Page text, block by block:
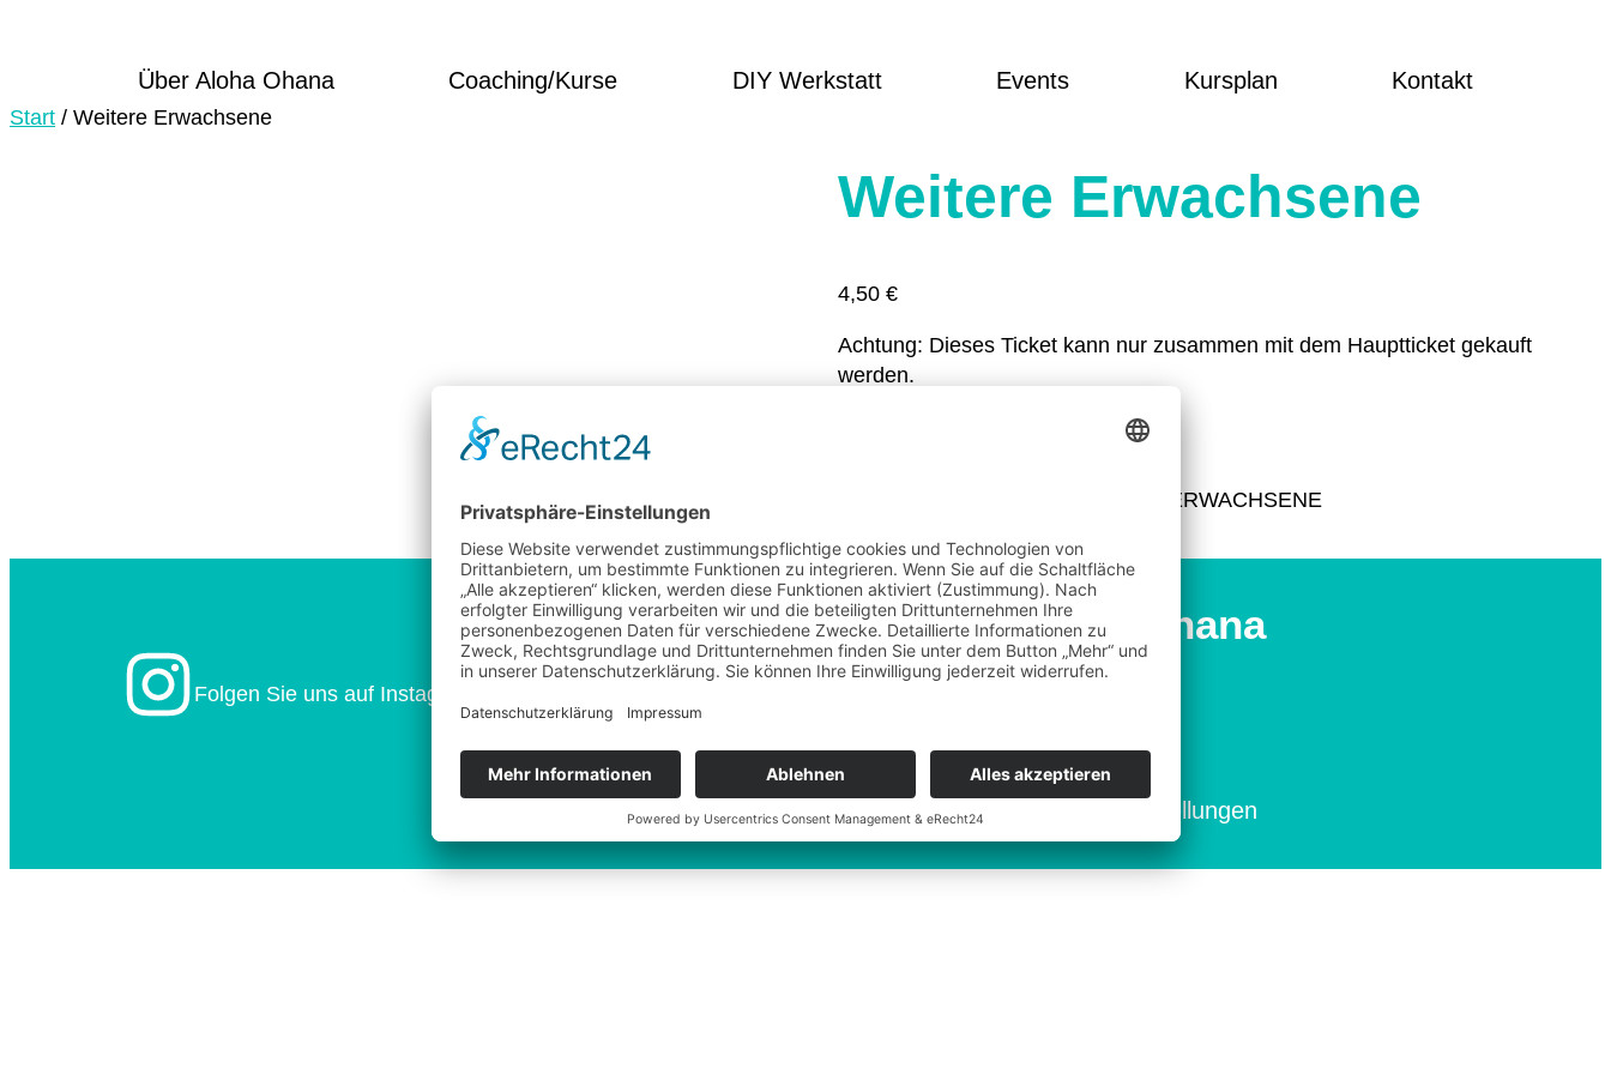
Über Aloha Ohana Coaching/Kurse DIY Werkstatt Events Kursplan Kontakt
Start / Weitere Erwachsene
Weitere Erwachsene
4,50 €
Achtung: Dieses Ticket kann nur zusammen mit dem Hauptticket gekauft
werden.
2192-1-WEITERE-ERWACHSENE
Folgen Sie uns auf Instagram
Aloha Ohana
Karriere
AGB
Cookie-Einstellungen